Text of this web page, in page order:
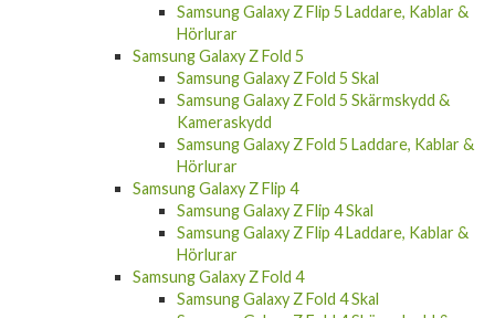
Samsung Galaxy Z Flip 5 Laddare, Kablar &
Hörlurar
Samsung Galaxy Z Fold 5
Samsung Galaxy Z Fold 5 Skal
Samsung Galaxy Z Fold 5 Skärmskydd &
Kameraskydd
Samsung Galaxy Z Fold 5 Laddare, Kablar &
Hörlurar
Samsung Galaxy Z Flip 4
Samsung Galaxy Z Flip 4 Skal
Samsung Galaxy Z Flip 4 Laddare, Kablar &
Hörlurar
Samsung Galaxy Z Fold 4
Samsung Galaxy Z Fold 4 Skal